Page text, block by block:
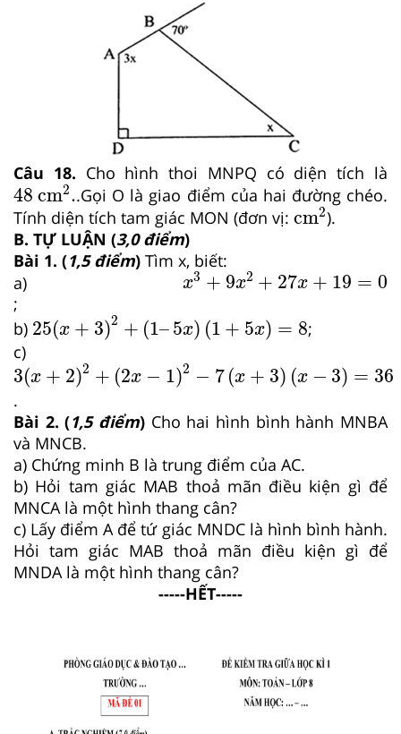
Câu 18. Cho hình thoi MNPQ có diện tích là
48 cm2.
48cm2 .
.Gọi O là giao điểm của hai đường chéo.
Tính diện tích tam giác MON (đơn vị: cm2
cm2).
B. TỰ LUẬN (3,0 điểm)
Bài 1. (1,5 điểm) Tìm x, biết:
a) x3 + 9x2 + 27x + 19 = 0
x 3+9x 2+ 27x+ 19 =0
;
b) 25(x + 3)2 + (1–5x) (1 + 5x) = 8
25 x 2+1 x +5 x = 8
;
c)
3(x + 2)2 + (2x − 1)2 − 7 (x + 3) (x − 3) = 36
3x 2+2 12 x+3 −3 =
.
Bài 2. (1,5 điểm) Cho hai hình bình hành MNBA
và MNCB.
a) Chứng minh B là trung điểm của AC.
b) Hỏi tam giác MAB thoả mãn điều kiện gì để
MNCA là một hình thang cân?
c) Lấy điểm A để tứ giác MNDC là hình bình hành.
Hỏi tam giác MAB thoả mãn điều kiện gì để
MNDA là một hình thang cân?
-----HẾT-----